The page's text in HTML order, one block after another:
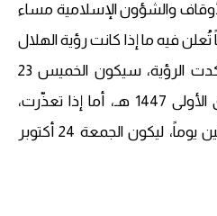
والشؤون الإسلامية مساء
رسمياً تُعلن فيه ما إذا كانت رؤية الهلال
قد ثبتت أم لا. وفي حال تأكدت الرؤية، سيكون الخميس 23
أكتوبر 2025 هو فاتح جمادى الأولى 1447 هـ، أما إذا تعذّرت،
فسيُتمّ شهر ربيع الآخر ثلاثين يوماً، ليكون الجمعة 24 أكتوبر